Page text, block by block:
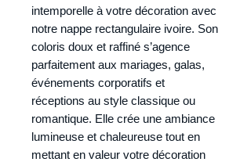
intemporelle à votre décoration avec
notre nappe rectangulaire ivoire. Son
coloris doux et raffiné s’agence
parfaitement aux mariages, galas,
événements corporatifs et
réceptions au style classique ou
romantique. Elle crée une ambiance
lumineuse et chaleureuse tout en
mettant en valeur votre décoration